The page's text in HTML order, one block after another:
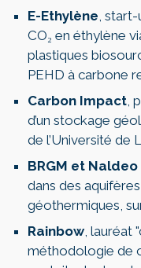
E-Ethylène ,
CO₂ en éthylène
plastiques
PEHD à carbone
Carbon Impact ,
d’un stockage
de l’Université de
BRGM et Naldeo
dans des
géothermiques,
Rainbow ,
méthodologie de